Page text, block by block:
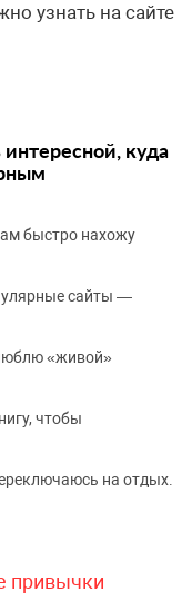
узнать на сайте
куда
быстро нахожу
сайты —
«живой»
чтобы
на отдых.
привычки